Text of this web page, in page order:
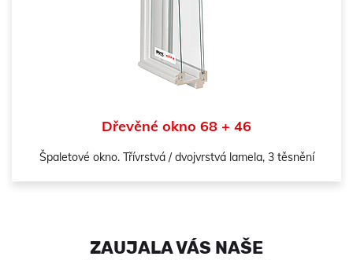
Dřevěné okno 68 + 46
Špaletové okno. Třívrstvá / dvojvrstvá lamela, 3 těsnění
ZAUJALA VÁS NAŠE